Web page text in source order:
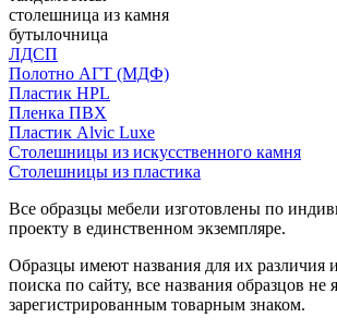
столешница из камня
бутылочница
ЛДСП
Полотно АГТ (МДФ)
Пластик HPL
Пленка ПВХ
Пластик Alvic Luxe
Столешницы из искусственного камня
Столешницы из пластика
Все образцы мебели изготовлены по
проекту в единственном экземпляре.
Образцы имеют названия для их различия
поиска по сайту, все названия образцов не
зарегистрированным товарным знаком.